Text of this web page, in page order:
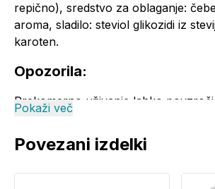
repično), sredstvo za oblaganje:
aroma, sladilo: steviol glikozidi iz
karoten.
Opozorila:
Prekomerno uživanje lahko
Priporočene dnevne količine se ne
Shranjevati v hladnem in suhem
Pokaži več
Povezani izdelki